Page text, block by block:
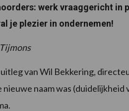
werk vraaggericht in
je plezier in ondernemen!
van Wil Bekkering,
nieuwe naam was